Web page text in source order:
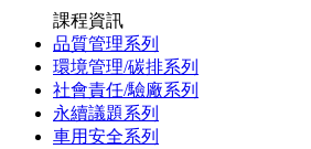
課程資訊
品質管理系列
環境管理/碳排系列
社會責任/驗廠系列
永續議題系列
車用安全系列